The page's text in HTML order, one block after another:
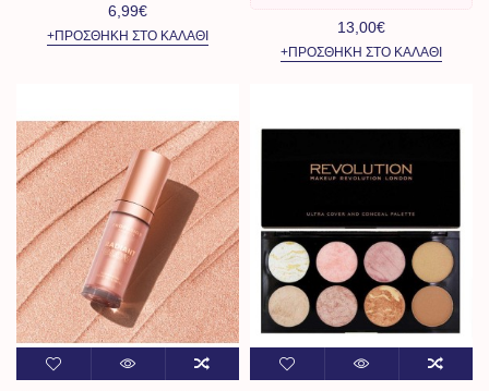
6,99€
+ΠΡΟΣΘΉΚΗ ΣΤΟ ΚΑΛΆΘΙ 13,00€
+ΠΡΟΣΘΉΚΗ ΣΤΟ ΚΑΛΆΘΙ